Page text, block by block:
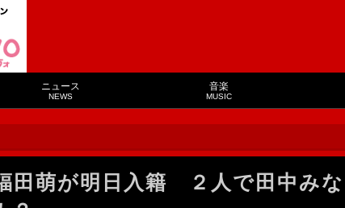
ニュース
NEWS
音楽
MUSIC
田萌が明日入籍 ２人で田中みな